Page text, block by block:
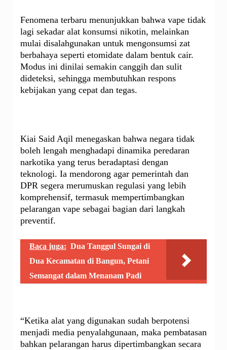
Fenomena terbaru menunjukkan bahwa vape tidak
lagi sekadar alat konsumsi nikotin, melainkan
mulai disalahgunakan untuk mengonsumsi zat
berbahaya seperti etomidate dalam bentuk cair.
Modus ini dinilai semakin canggih dan sulit
dideteksi, sehingga membutuhkan respons
kebijakan yang cepat dan tegas.
Kiai Said Aqil menegaskan bahwa negara tidak
boleh lengah menghadapi dinamika peredaran
narkotika yang terus beradaptasi dengan
teknologi. Ia mendorong agar pemerintah dan
DPR segera merumuskan regulasi yang lebih
komprehensif, termasuk mempertimbangkan
pelarangan vape sebagai bagian dari langkah
preventif.
Baca juga: Dua Tanggul Sungai di
Dua Kecamatan di Bangun, Petani
Semangat dalam Menanam Padi
“Ketika alat yang digunakan sudah berpotensi
menjadi media penyalahgunaan, maka pembatasan
bahkan pelarangan harus dipertimbangkan secara